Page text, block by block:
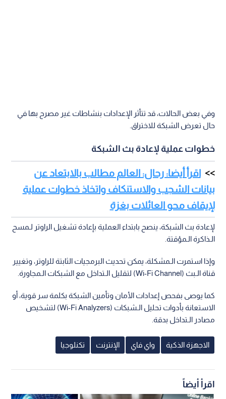
وفي بعض الحالات، قد تتأثر الإعدادات بنشاطات غير مصرح بها في
حال تعرض الشبكة للاختراق.
خطوات عملية لإعادة بث الشبكة
اقرأ أيضا: رحال: العالم مطالب بالابتعاد عن
بيانات الشجب والاستنكاف واتخاذ خطوات عملية
لإيقاف محو العائلات بغزة
لإعادة بث الشبكة، ينصح بابتداء العملية بإعادة تشغيل الراوتر لـمسح
الـذاكرة الـمؤقتة.
وإذا استمرت الـمشكلة، يمكن تحديث البرمجيات الثابتة للراوتر، وتغيير
قناة الـبث (Wi-Fi Channel) لتقليل الـتداخل مع الشبكات الـمجاورة.
كما يوصى بفحص إعدادات الأمان وتأمين الشبكة بكلمة سر قوية، أو
الاستعانة بأدوات تحليل الـشبكات (Wi-Fi Analyzers) لتشخيص
مصادر الـتداخل بدقة.
الاجهزة الذكية واي فاي الإنترنت تكنلوجيا
اقرأ أيضاً